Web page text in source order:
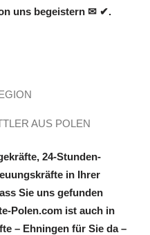
uns begeistern ✉ ✔.
AUS POLEN
24-Stunden-
in Ihrer
Sie uns gefunden
Polen.com ist auch in
– Ehningen für Sie da –